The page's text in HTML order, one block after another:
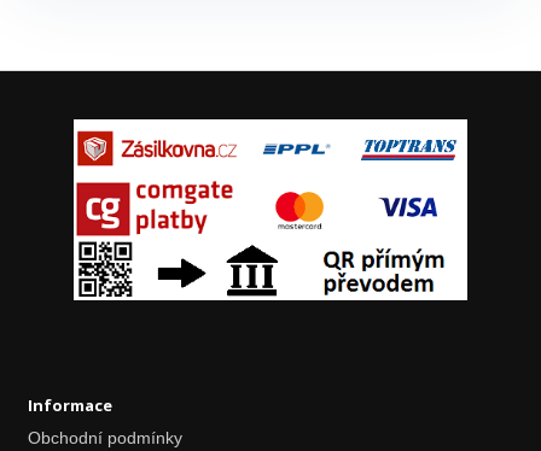
Informace
Obchodní podmínky